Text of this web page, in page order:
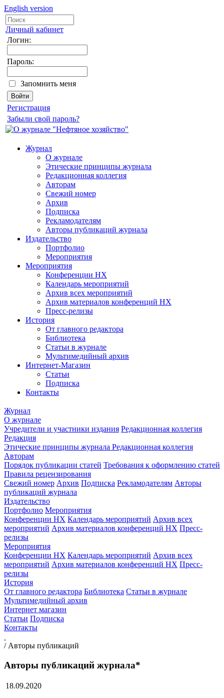
English version
Личный кабинет
Логин:
Пароль:
Запомнить меня
Регистрация
Забыли свой пароль?
Журнал
О журнале
Этические принципы журнала
Редакционная коллегия
Авторам
Свежий номер
Архив
Подписка
Рекламодателям
Авторы публикаций журнала
Издательство
Портфолио
Мероприятия
Мероприятия
Конференции НХ
Календарь мероприятий
Архив всех мероприятий
Архив материалов конференций НХ
Пресс-релизы
История
От главного редактора
Библиотека
Статьи в журнале
Мультимедийный архив
Интернет-Магазин
Статьи
Подписка
Контакты
Журнал
О журнале
Учредители и участники издания Редакционная коллегия
Редакция
Этические принципы журнала Редакционная коллегия
Авторам
Порядок публикации статей Требования к оформлению статей
Правила рецензирования
Свежий номер Архив Подписка Рекламодателям Авторы
публикаций журнала
Издательство
Портфолио Мероприятия
Конференции НХ Календарь мероприятий Архив всех
мероприятий Архив материалов конференций НХ Пресс-
релизы
Мероприятия
Конференции НХ Календарь мероприятий Архив всех
мероприятий Архив материалов конференций НХ Пресс-
релизы
История
От главного редактора Библиотека Статьи в журнале
Мультимедийный архив
Интернет магазин
Статьи Подписка
Контакты
/ Авторы публикаций
Авторы публикаций журнала*
18.09.2020